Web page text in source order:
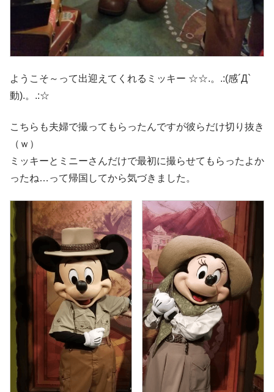
ようこそ～って出迎えてくれるミッキー ☆☆.。.:(感´Д`
動).。.:☆
こちらも夫婦で撮ってもらったんですが彼らだけ切り抜き
（ｗ）
ミッキーとミニーさんだけで最初に撮らせてもらったよか
ったね…って帰国してから気づきました。